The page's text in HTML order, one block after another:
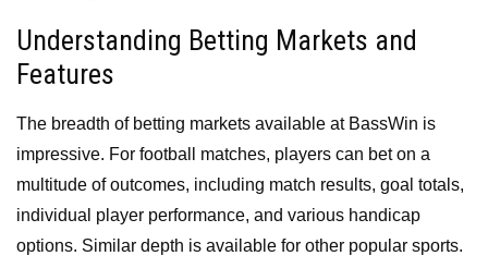
Understanding Betting Markets and
Features
The breadth of betting markets available at BassWin is
impressive. For football matches, players can bet on a
multitude of outcomes, including match results, goal totals,
individual player performance, and various handicap
options. Similar depth is available for other popular sports.